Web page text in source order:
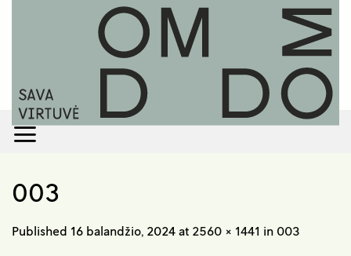
003
Published 16 balandžio, 2024 at 2560 × 1441 in 003